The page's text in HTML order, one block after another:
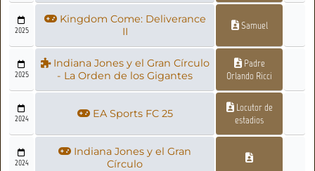
2025
Kingdom Come: Deliverance
II
Samuel
2025
Indiana Jones y el Gran Círculo
- La Orden de los Gigantes
Padre
Orlando Ricci
2024 EA Sports FC 25
Locutor de
estadios
2024
Indiana Jones y el Gran
Círculo